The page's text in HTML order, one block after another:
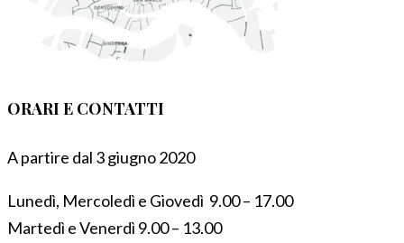
ORARI E CONTATTI
A partire dal 3 giugno 2020
Lunedì, Mercoledì e Giovedì 9.00 – 17.00
Martedì e Venerdì 9.00 – 13.00